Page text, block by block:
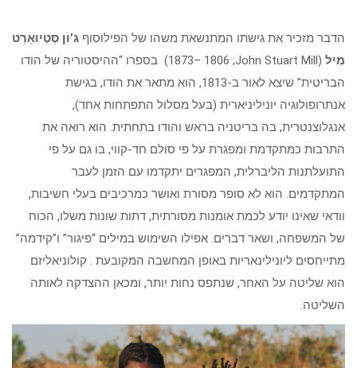
הדבר מזכיר את גישתו המתנשאת משהו של הפילוסוף ג’וֹן סְטְיוּאַרְט
מִיל
(John Stuart Mill;‏ 1806 –1873) בספרו “ההיסטוריה של הודו
הבריטית” שיצא לאור ב-1813, הוא מתאר את הודו, בגישת
אנתרופולוגיה יוניליניארית (בעל מסלול התפתחות אחד),
אנגלוצנטרית, בה בריטניה בראש והודו בתחתית. הוא רואה את
התרבות כמתקדמת ומפגרת על פי סולם חד-קווי, בו גם על פי
התועלתנות הליברלית, המפגרים יתקדמו עם הזמן לעבר
המתקדמים. הוא לא סופר מסורת ואושר כמרכיבים בעלי חשיבות,
וודאי שאינו יודע לכמת אומנות מסורתית, דתות שונות משלו, הכוח
של המשפחה, ושאר דברים. אפילו השימוש במילים “פיגור” ו”קידמה”
מתייחסים ליונילינאריות באופן המחשבה המקובעת . קולוניאליזם
הוא שליטה על האחר, שנתפס נחות יותר, ומכאן ההצדקה לאותה
השליטה.